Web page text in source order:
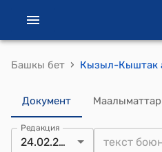
Башкы бет ›
Документ Маалыматтар
Редакция
24.02.2016